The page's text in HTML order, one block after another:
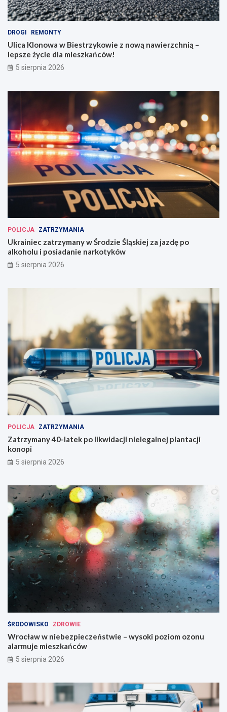
DROGI REMONTY
Ulica Klonowa w Biestrzykowie z nową nawierzchnią –
lepsze życie dla mieszkańców!
5 sierpnia 2026
POLICJA ZATRZYMANIA
Ukrainiec zatrzymany w Środzie Śląskiej za jazdę po
alkoholu i posiadanie narkotyków
5 sierpnia 2026
POLICJA ZATRZYMANIA
Zatrzymany 40-latek po likwidacji nielegalnej plantacji
konopi
5 sierpnia 2026
ŚRODOWISKO ZDROWIE
Wrocław w niebezpieczeństwie – wysoki poziom ozonu
alarmuje mieszkańców
5 sierpnia 2026